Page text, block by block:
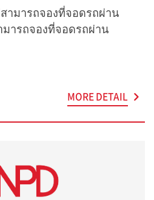
ามารถจองที่จอดรถผ่าน
มารถจองที่จอดรถผ่าน
MORE DETAIL